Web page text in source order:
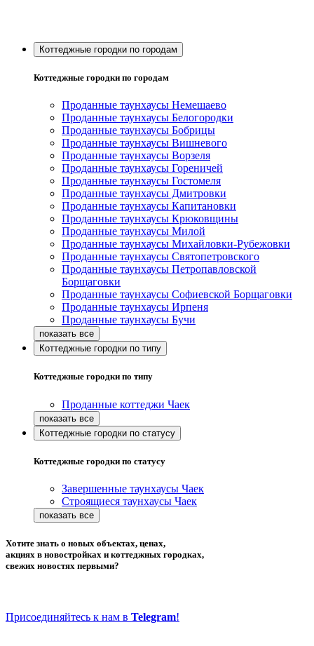
Коттеджные городки по городам
Коттеджные городки по городам
Проданные таунхаусы Немешаево
Проданные таунхаусы Белогородки
Проданные таунхаусы Бобрицы
Проданные таунхаусы Вишневого
Проданные таунхаусы Ворзеля
Проданные таунхаусы Гореничей
Проданные таунхаусы Гостомеля
Проданные таунхаусы Дмитровки
Проданные таунхаусы Капитановки
Проданные таунхаусы Крюковщины
Проданные таунхаусы Милой
Проданные таунхаусы Михайловки-Рубежовки
Проданные таунхаусы Святопетровского
Проданные таунхаусы Петропавловской
Борщаговки
Проданные таунхаусы Софиевской Борщаговки
Проданные таунхаусы Ирпеня
Проданные таунхаусы Бучи
Коттеджные городки по типу
Коттеджные городки по типу
Проданные коттеджи Чаек
Коттеджные городки по статусу
Коттеджные городки по статусу
Завершенные таунхаусы Чаек
Строящиеся таунхаусы Чаек
Хотите знать о новых объектах, ценах,
акциях в новостройках и коттеджных городках,
свежих новостях первыми?
Присоединяйтесь к нам в Telegram!